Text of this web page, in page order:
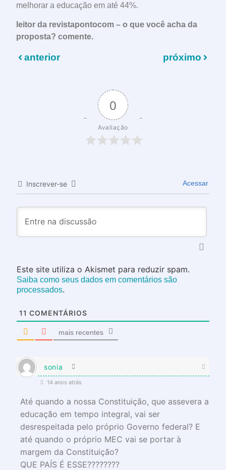
melhorar a educação em até 44%.
leitor da revistapontocom – o que você acha da
proposta? comente.
anterior próximo
0
Avaliação
Inscrever-se Acessar
Este site utiliza o Akismet para reduzir spam.
Saiba como seus dados em comentários são
processados.
11 COMENTÁRIOS
mais recentes
sonia
14 anos atrás
Até quando a nossa Constituição, que assevera a
educação em tempo integral, vai ser
desrespeitada pelo próprio Governo federal? E
até quando o próprio MEC vai se portar à
margem da Constituição?
QUE PAÍS É ESSE????????